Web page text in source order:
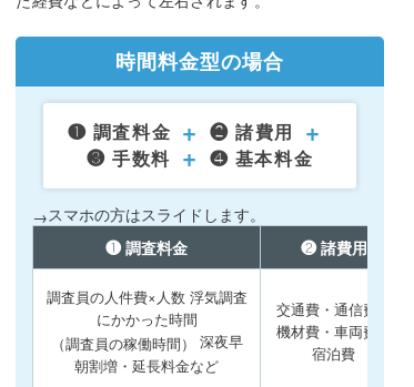
時間料金型の場合
❶ 調査料金 + ❷ 諸費用 +
❸ 手数料 + ❹ 基本料金
→スマホの方はスライドします。
❶ 調査料金
❷ 諸費用
調査員の人件費×人数 浮気調査
にかかった時間
（調査員の稼働時間）
深夜早
朝割増・延長料金など
交通費・通信費・
機材費・車両費・
宿泊費